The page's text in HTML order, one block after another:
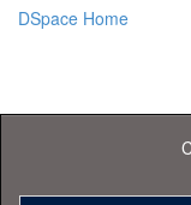
DSpace Home